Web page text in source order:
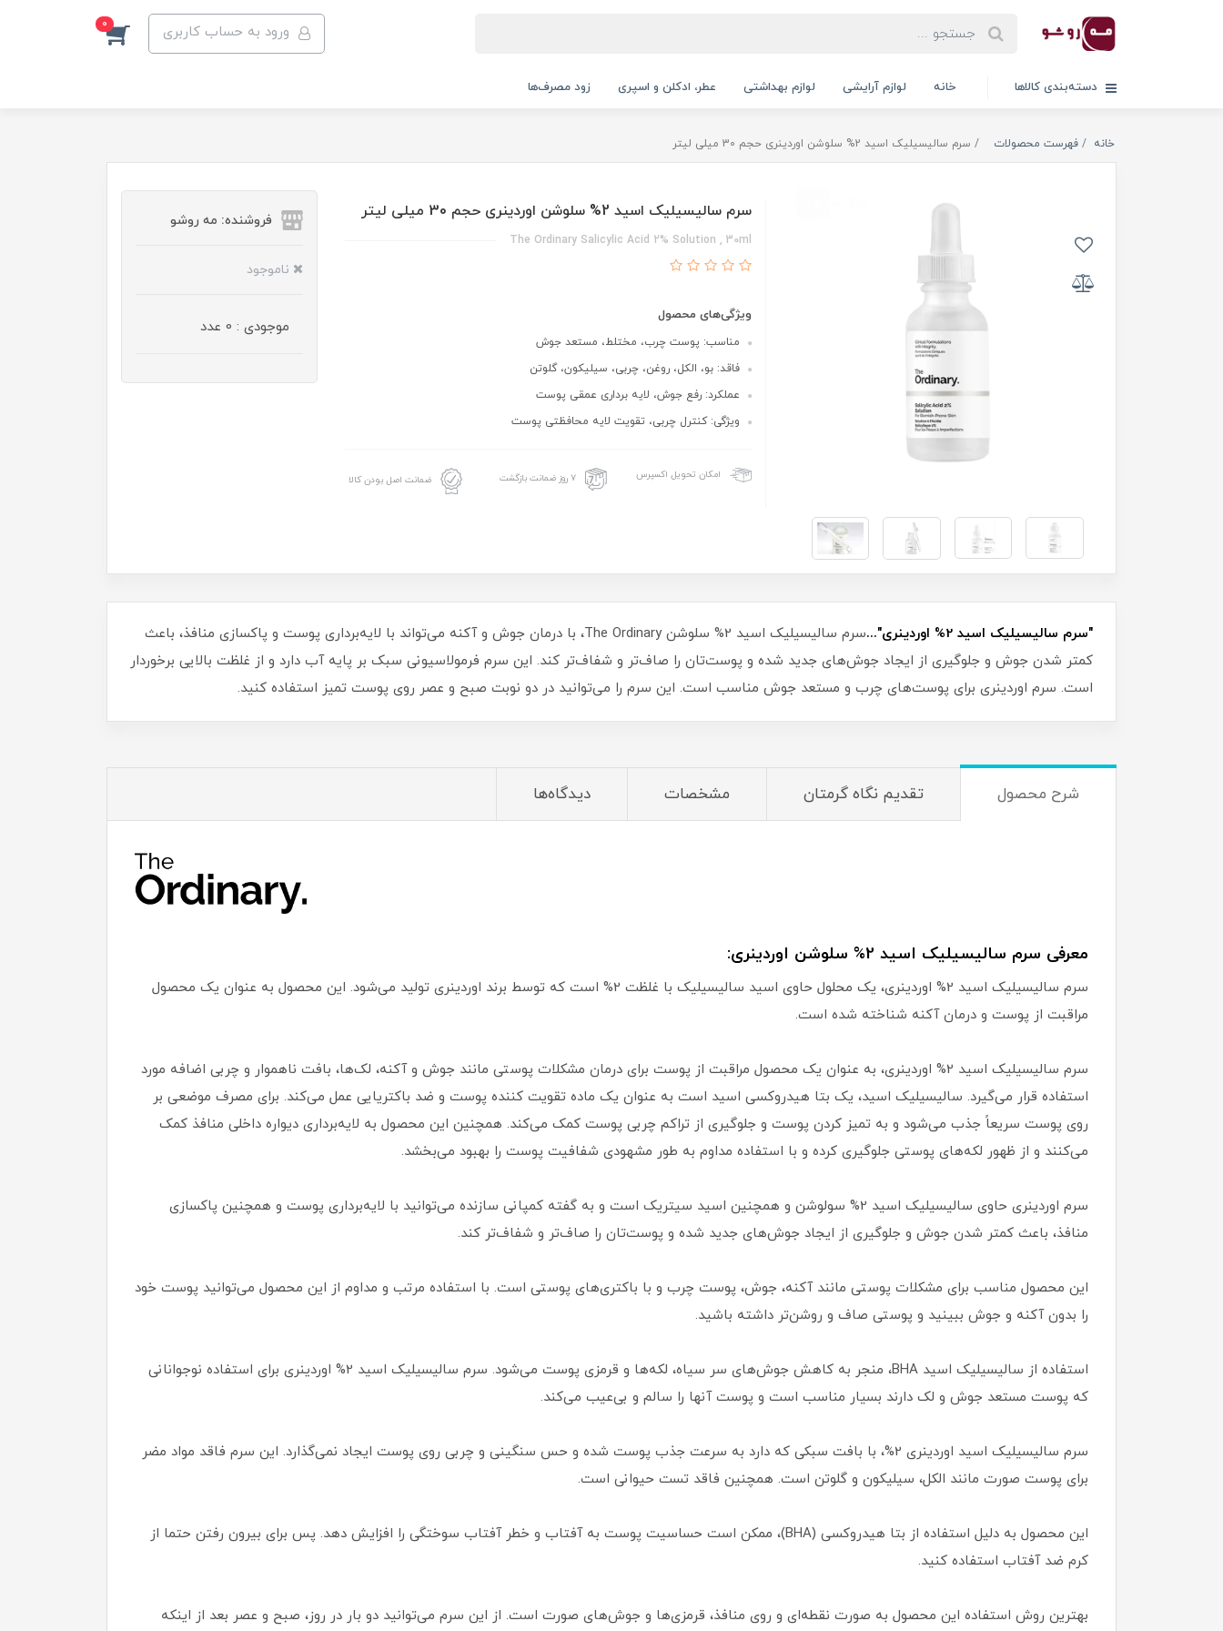
ورود به حساب کاربری 0
دسته‌بندی کالاها خانه لوازم آرایشی لوازم بهداشتی عطر، ادکلن و اسپری زود مصرف‌ها
خانه فهرست محصولات سرم سالیسیلیک اسید 2% سلوشن اوردینری حجم 30 میلی لیتر
سرم سالیسیلیک اسید 2% سلوشن اوردینری حجم 30 میلی لیتر
The Ordinary Salicylic Acid 2% Solution , 30ml
ویژگی‌های محصول
مناسب: پوست چرب، مختلط، مستعد جوش
فاقد: بو، الکل، روغن، چربی، سیلیکون، گلوتن
عملکرد: رفع جوش، لایه برداری عمقی پوست
ویژگی: کنترل چربی، تقویت لایه محافظتی پوست
امکان تحویل اکسپرس ۷ روز ضمانت بازگشت ضمانت اصل بودن کالا
فروشنده: مه رو‌شو
ناموجود
موجودی : 0 عدد
"سرم سالیسیلیک اسید 2% اوردینری"...
سرم سالیسیلیک اسید 2% سلوشن The Ordinary، با درمان جوش و آکنه می‌تواند با لایه‌برداری پوست و پاکسازی منافذ، باعث
کمتر شدن جوش و جلوگیری از ایجاد جوش‌های جدید شده و پوست‌تان را صاف‌تر و شفاف‌تر کند. این سرم فرمولاسیونی سبک بر پایه آب دارد و از غلظت بالایی برخوردار
است. سرم اوردینری برای پوست‌های چرب و مستعد جوش مناسب است. این سرم را می‌توانید در دو نوبت صبح و عصر روی پوست تمیز استفاده کنید.
شرح محصول تقدیم نگاه گرمتان مشخصات دیدگاه‌ها
معرفی سرم سالیسیلیک اسید 2% سلوشن اوردینری:
سرم سالیسیلیک اسید 2% اوردینری، یک محلول حاوی اسید سالیسیلیک با غلظت 2% است که توسط برند اوردینری تولید می‌شود. این محصول به عنوان یک محصول
مراقبت از پوست و درمان آکنه شناخته شده است.
سرم سالیسیلیک اسید 2% اوردینری، به عنوان یک محصول مراقبت از پوست برای درمان مشکلات پوستی مانند جوش و آکنه، لک‌ها، بافت ناهموار و چربی اضافه مورد
استفاده قرار می‌گیرد. سالیسیلیک اسید، یک بتا هیدروکسی اسید است به عنوان یک ماده تقویت کننده پوست و ضد باکتریایی عمل می‌کند. برای مصرف موضعی بر
روی پوست سریعاً جذب می‌شود و به تمیز کردن پوست و جلوگیری از تراکم چربی پوست کمک می‌کند. همچنین این محصول به لایه‌برداری دیواره داخلی منافذ کمک
می‌کنند و از ظهور لکه‌های پوستی جلوگیری کرده و با استفاده مداوم به طور مشهودی شفافیت پوست را بهبود می‌بخشد.
سرم اوردینری حاوی سالیسیلیک اسید 2% سولوشن و همچنین اسید سیتریک است و به گفته کمپانی سازنده می‌توانید با لایه‌برداری پوست و همچنین پاکسازی
منافذ، باعث کمتر شدن جوش و جلوگیری از ایجاد جوش‌های جدید شده و پوست‌تان را صاف‌تر و شفاف‌تر کند.
این محصول مناسب برای مشکلات پوستی مانند آکنه، جوش، پوست چرب و با باکتری‌های پوستی است. با استفاده مرتب و مداوم از این محصول می‌توانید پوست خود
را بدون آکنه و جوش ببینید و پوستی صاف و روشن‌تر داشته باشید.
استفاده از سالیسیلیک اسید BHA، منجر به کاهش جوش‌های سر سیاه، لکه‌ها و قرمزی پوست می‌شود. سرم سالیسیلیک اسید 2% اوردینری برای استفاده نوجوانانی
که پوست مستعد جوش و لک دارند بسیار مناسب است و پوست آنها را سالم و بی‌عیب می‌کند.
سرم سالیسیلیک اسید اوردینری 2%، با بافت سبکی که دارد به سرعت جذب پوست شده و حس سنگینی و چربی روی پوست ایجاد نمی‌گذارد. این سرم فاقد مواد مضر
برای پوست صورت مانند الکل، سیلیکون و گلوتن است. همچنین فاقد تست حیوانی است.
این محصول به دلیل استفاده از بتا هیدروکسی (BHA)، ممکن است حساسیت پوست به آفتاب و خطر آفتاب سوختگی را افزایش دهد. پس برای بیرون رفتن حتما از
کرم ضد آفتاب استفاده کنید.
بهترین روش استفاده این محصول به صورت نقطه‌ای و روی منافذ، قرمزی‌ها و جوش‌های صورت است. از این سرم می‌توانید دو بار در روز، صبح و عصر بعد از اینکه